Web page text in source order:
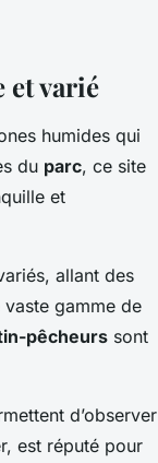
et varié
humides qui
du parc, ce site
et
allant des
gamme de
pêcheurs sont
d’observer
est réputé pour